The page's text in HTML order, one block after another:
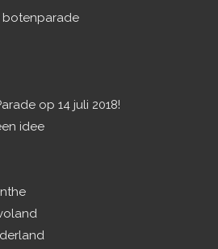
botenparade
op 14 juli 2018!
idee